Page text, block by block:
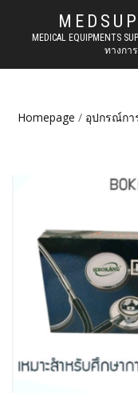
MEDICAL EQUIPMENTS
ทางกา
Homepage / อุปกรณ์กา